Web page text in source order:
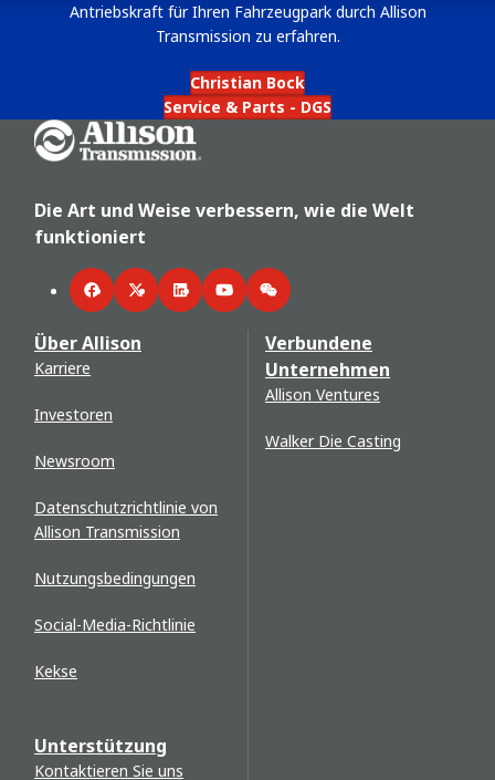
Antriebskraft für Ihren Fahrzeugpark durch Allison
Transmission zu erfahren.
Christian Bock
Service & Parts - DGS
Go Home
Die Art und Weise verbessern, wie die Welt
funktioniert
FacebookTwitterLinkedInYouTubeWeChat
Über Allison
Karriere
Investoren
Newsroom
Datenschutzrichtlinie von
Allison Transmission
Nutzungsbedingungen
Social-Media-Richtlinie
Kekse
Unterstützung
Kontaktieren Sie uns
Verbundene
Unternehmen
Allison Ventures
Walker Die Casting